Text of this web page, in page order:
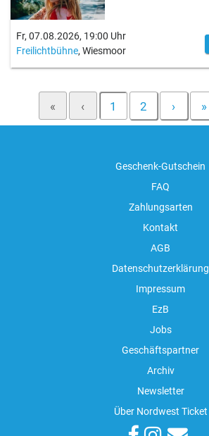
Fr, 07.08.2026, 19:00 Uhr
Freilichtbühne, Wiesmoor
« ‹ 1 2 › »
Geschenk-Gutschein
FAQ
Zahlungsarten
Kontakt
AGB
Datenschutzerklärung
Impressum
EzB
Jobs
Geschäftspartner
Archiv
Newsletter
Über Nordwest Ticket